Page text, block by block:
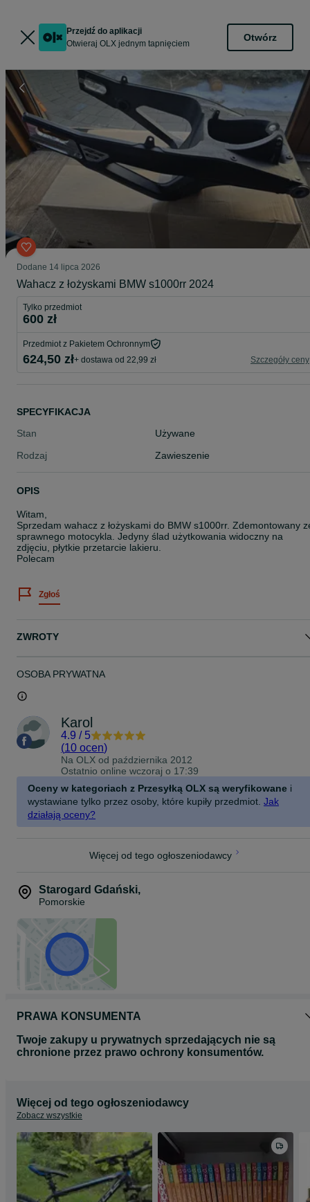
Przejdź do aplikacji
Otwieraj OLX jednym tapnięciem
Otwórz
Dodane 14 lipca 2026
Wahacz z łożyskami BMW s1000rr 2024
Tylko przedmiot
600 zł
Przedmiot z Pakietem Ochronnym
624,50 zł+ dostawa od 22,99 zł Szczegóły ceny
SPECYFIKACJA
Stan
Używane
Rodzaj
Zawieszenie
OPIS
Witam,
Sprzedam wahacz z łożyskami do BMW s1000rr. Zdemontowany
sprawnego motocykla. Jedyny ślad użytkowania widoczny na
zdjęciu, płytkie przetarcie lakieru.
Polecam
Zgłoś
ZWROTY
OSOBA PRYWATNA
Karol
4.9 / 5
(10 ocen)
Na OLX od października 2012
Ostatnio online wczoraj o 17:39
Oceny w kategoriach z Przesyłką OLX są weryfikowane i
wystawiane tylko przez osoby, które kupiły przedmiot. Jak
działają oceny?
Więcej od tego ogłoszeniodawcy
Starogard Gdański,
Pomorskie
PRAWA KONSUMENTA
Twoje zakupy u prywatnych sprzedających nie są
chronione przez prawo ochrony konsumentów.
Więcej od tego ogłoszeniodawcy
Zobacz wszystkie